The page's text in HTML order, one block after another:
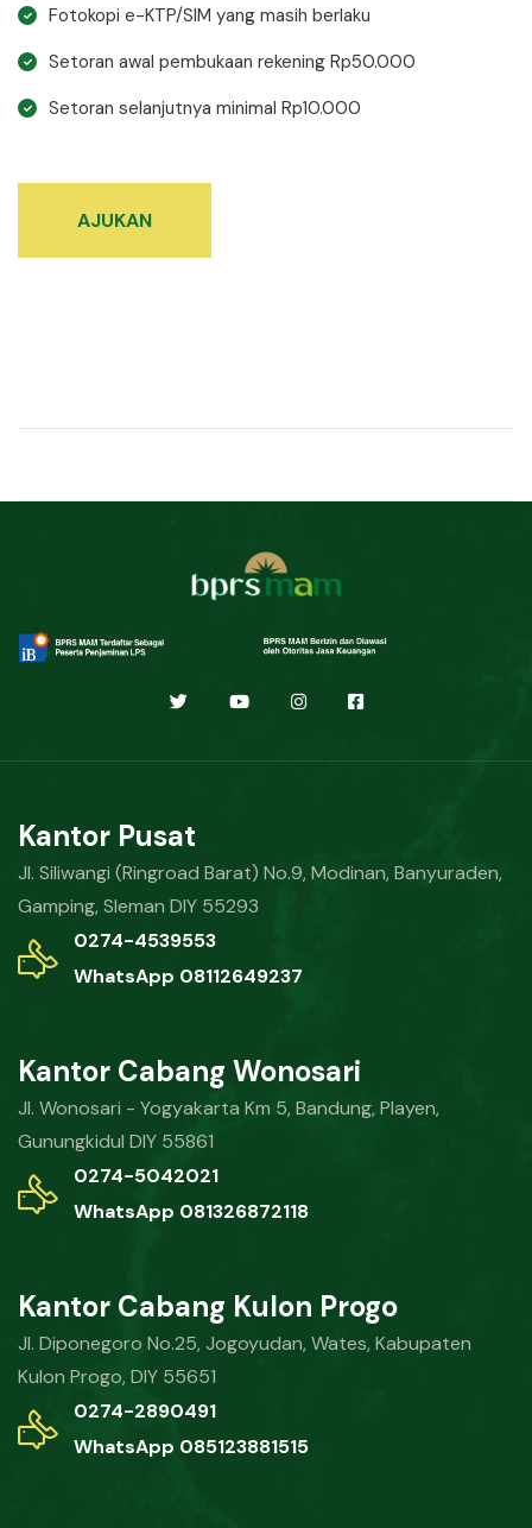
Fotokopi e-KTP/SIM yang masih berlaku
Setoran awal pembukaan rekening Rp50.000
Setoran selanjutnya minimal Rp10.000
AJUKAN
Kantor Pusat
Jl. Siliwangi (Ringroad Barat) No.9, Modinan, Banyuraden,
Gamping, Sleman DIY 55293
0274-4539553
WhatsApp 08112649237
Kantor Cabang Wonosari
Jl. Wonosari - Yogyakarta Km 5, Bandung, Playen,
Gunungkidul DIY 55861
0274-5042021
WhatsApp 081326872118
Kantor Cabang Kulon Progo
Jl. Diponegoro No.25, Jogoyudan, Wates, Kabupaten
Kulon Progo, DIY 55651
0274-2890491
WhatsApp 085123881515